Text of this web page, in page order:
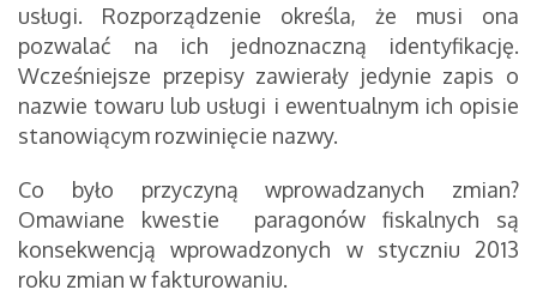
usługi. Rozporządzenie określa, że musi ona
pozwalać na ich jednoznaczną identyfikację.
Wcześniejsze przepisy zawierały jedynie zapis o
nazwie towaru lub usługi i ewentualnym ich opisie
stanowiącym rozwinięcie nazwy.
Co było przyczyną wprowadzanych zmian?
Omawiane kwestie paragonów fiskalnych są
konsekwencją wprowadzonych w styczniu 2013
roku zmian w fakturowaniu.